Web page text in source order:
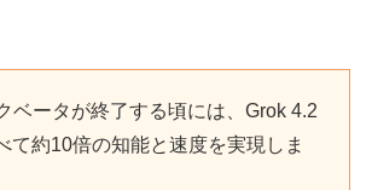
ベータが終了する頃には、Grok 4.2
て約10倍の知能と速度を実現しま